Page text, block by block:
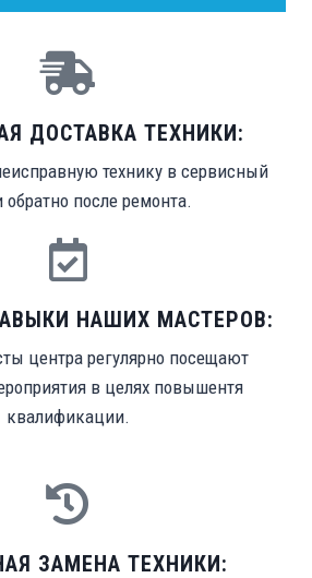
ДОСТАВКА ТЕХНИКИ:
технику в сервисный
обратно после ремонта.
НАШИХ МАСТЕРОВ:
центра регулярно посещают
в целях повышентя
квалификации.
ЗАМЕНА ТЕХНИКИ: